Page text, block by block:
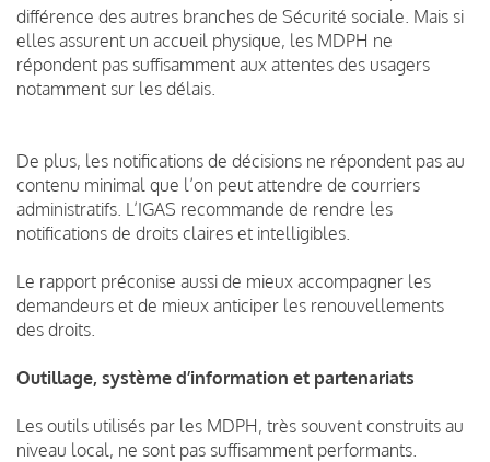
différence des autres branches de Sécurité sociale. Mais si
elles assurent un accueil physique, les MDPH ne
répondent pas suffisamment aux attentes des usagers
notamment sur les délais.
De plus, les notifications de décisions ne répondent pas au
contenu minimal que l’on peut attendre de courriers
administratifs. L’IGAS recommande de rendre les
notifications de droits claires et intelligibles.
Le rapport préconise aussi de mieux accompagner les
demandeurs et de mieux anticiper les renouvellements
des droits.
Outillage, système d’information et partenariats
Les outils utilisés par les MDPH, très souvent construits au
niveau local, ne sont pas suffisamment performants.